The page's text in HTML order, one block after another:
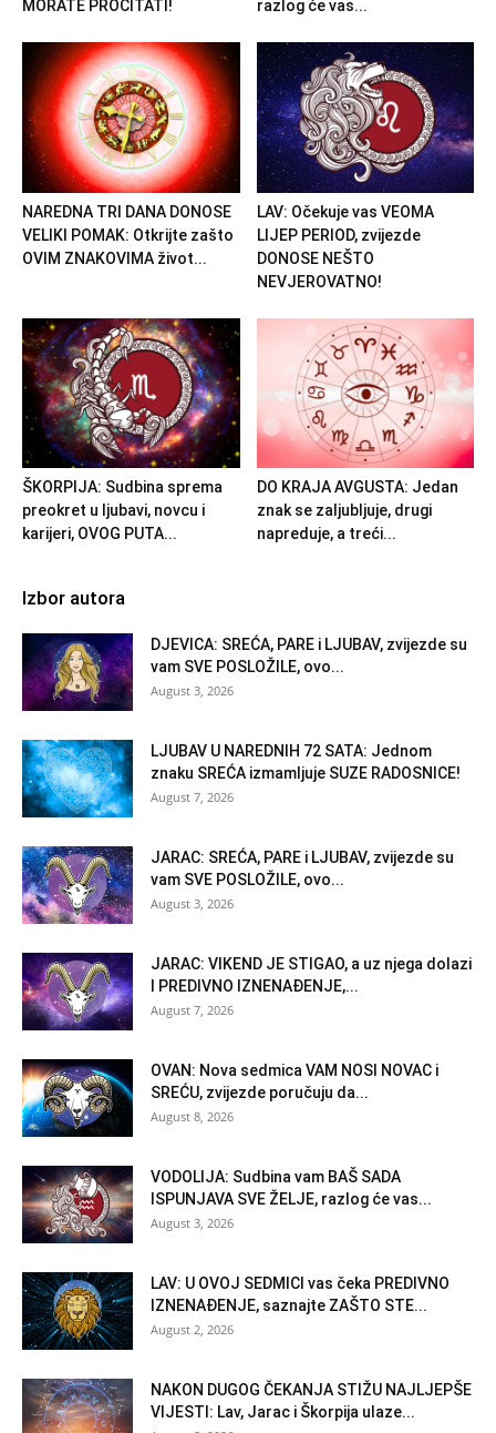
MORATE PROČITATI!
razlog će vas...
NAREDNA TRI DANA DONOSE
VELIKI POMAK: Otkrijte zašto
OVIM ZNAKOVIMA život...
LAV: Očekuje vas VEOMA
LIJEP PERIOD, zvijezde
DONOSE NEŠTO
NEVJEROVATNO!
ŠKORPIJA: Sudbina sprema
preokret u ljubavi, novcu i
karijeri, OVOG PUTA...
DO KRAJA AVGUSTA: Jedan
znak se zaljubljuje, drugi
napreduje, a treći...
Izbor autora
DJEVICA: SREĆA, PARE i LJUBAV, zvijezde su
vam SVE POSLOŽILE, ovo...
August 3, 2026
LJUBAV U NAREDNIH 72 SATA: Jednom
znaku SREĆA izmamljuje SUZE RADOSNICE!
August 7, 2026
JARAC: SREĆA, PARE i LJUBAV, zvijezde su
vam SVE POSLOŽILE, ovo...
August 3, 2026
JARAC: VIKEND JE STIGAO, a uz njega dolazi
I PREDIVNO IZNENAĐENJE,...
August 7, 2026
OVAN: Nova sedmica VAM NOSI NOVAC i
SREĆU, zvijezde poručuju da...
August 8, 2026
VODOLIJA: Sudbina vam BAŠ SADA
ISPUNJAVA SVE ŽELJE, razlog će vas...
August 3, 2026
LAV: U OVOJ SEDMICI vas čeka PREDIVNO
IZNENAĐENJE, saznajte ZAŠTO STE...
August 2, 2026
NAKON DUGOG ČEKANJA STIŽU NAJLJEPŠE
VIJESTI: Lav, Jarac i Škorpija ulaze...